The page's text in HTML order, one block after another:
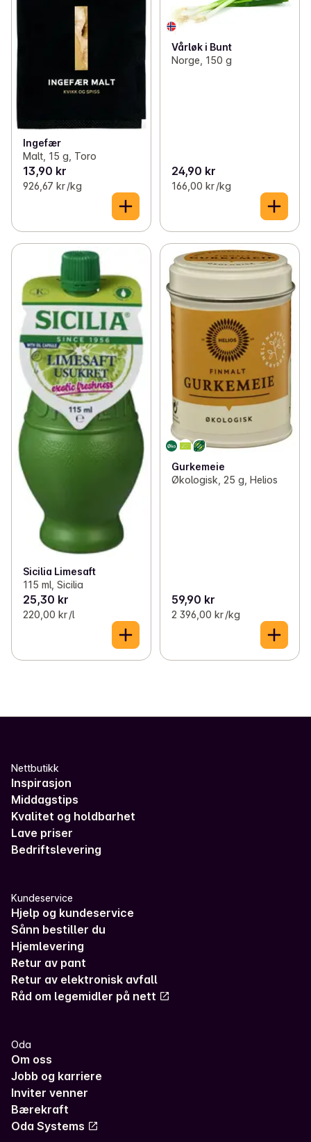
Ingefær
Malt, 15 g, Toro
13,90 kr
926,67 kr /kg
Vårløk i Bunt
Norge, 150 g
24,90 kr
166,00 kr /kg
Sicilia Limesaft
115 ml, Sicilia
25,30 kr
220,00 kr /l
Gurkemeie
Økologisk, 25 g, Helios
59,90 kr
2 396,00 kr /kg
Nettbutikk
Inspirasjon
Middagstips
Kvalitet og holdbarhet
Lave priser
Bedriftslevering
Kundeservice
Hjelp og kundeservice
Sånn bestiller du
Hjemlevering
Retur av pant
Retur av elektronisk avfall
Råd om legemidler på nett
Oda
Om oss
Jobb og karriere
Inviter venner
Bærekraft
Oda Systems